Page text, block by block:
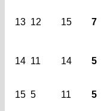
13 12 15 7
14 11 14 5
15 5 11 5